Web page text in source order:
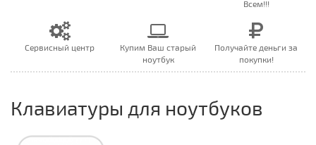
Всем!!!
Сервисный центр
Купим Ваш старый
ноутбук
Получайте деньги за
покупки!
Клавиатуры для ноутбуков